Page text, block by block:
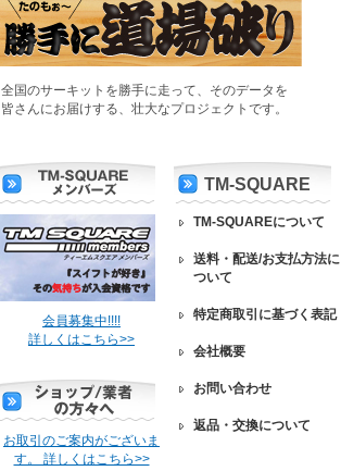
全国のサーキットを勝手に走って、そのデータを
皆さんにお届けする、壮大なプロジェクトです。
会員募集中!!!!
詳しくはこちら>>
お取引のご案内がございま
す。 詳しくはこちら>>
TM-SQUARE
TM-SQUAREについて
送料・配送/お支払方法に
ついて
特定商取引に基づく表記
会社概要
お問い合わせ
返品・交換について